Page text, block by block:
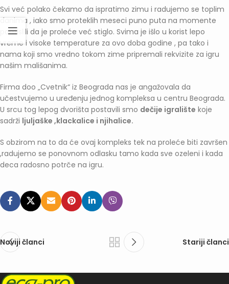
Svi već polako čekamo da ispratimo zimu i radujemo se toplim
danima , iako smo proteklih meseci puno puta na momente
pomislili da je proleće već stiglo. Svima je išlo u korist lepo
vreme i visoke temperature za ovo doba godine , pa tako i
nama koji smo vredno tokom zime pripremali rekvizite za igru
našim mališanima.
Firma doo „Cvetnik“ iz Beograda nas je angažovala da
učestvujemo u uređenju jednog kompleksa u centru Beograda.
U srcu tog lepog dvorišta postavili smo dečije igralište koje
sadrži ljuljaške ,klackalice i njihalice.
S obzirom na to da će ovaj kompleks tek na proleće biti završen
,radujemo se ponovnom odlasku tamo kada sve ozeleni i kada
deca radosno potrče na igru.
Noviji članci Stariji članci